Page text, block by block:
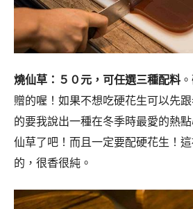
燒仙草：５０元，可任選三種配料
贈的喔！如果不想吃硬花生可以先
的要我說出一種在冬季時最愛的熱
仙草了吧！而且一定要配硬花生！
的，很香很純。